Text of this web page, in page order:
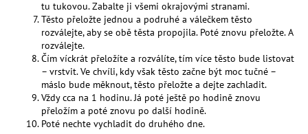
tu tukovou. Zabalte ji všemi okrajovými stranami.
Těsto přeložte jednou a podruhé a válečkem těsto
rozválejte, aby se obě těsta propojila. Poté znovu přeložte. A
rozválejte.
Čím víckrát přeložíte a rozválíte, tím více těsto bude listovat
– vrstvit. Ve chvíli, kdy však těsto začne být moc tučné –
máslo bude měknout, těsto přeložte a dejte zachladit.
Vždy cca na 1 hodinu. Já poté ještě po hodině znovu
přeložím a poté znovu po další hodině.
Poté nechte vychladit do druhého dne.
MESIHO
ŽÍŽALÍ
UNIVERZÁLNÍ
ORGANICKÉ